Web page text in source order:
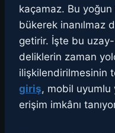
kaçamaz. Bu
bükerek inanılmaz
getirir. İşte bu
deliklerin zaman
ilişkilendirilmesinin
giriş, mobil uyumlu
erişim imkânı